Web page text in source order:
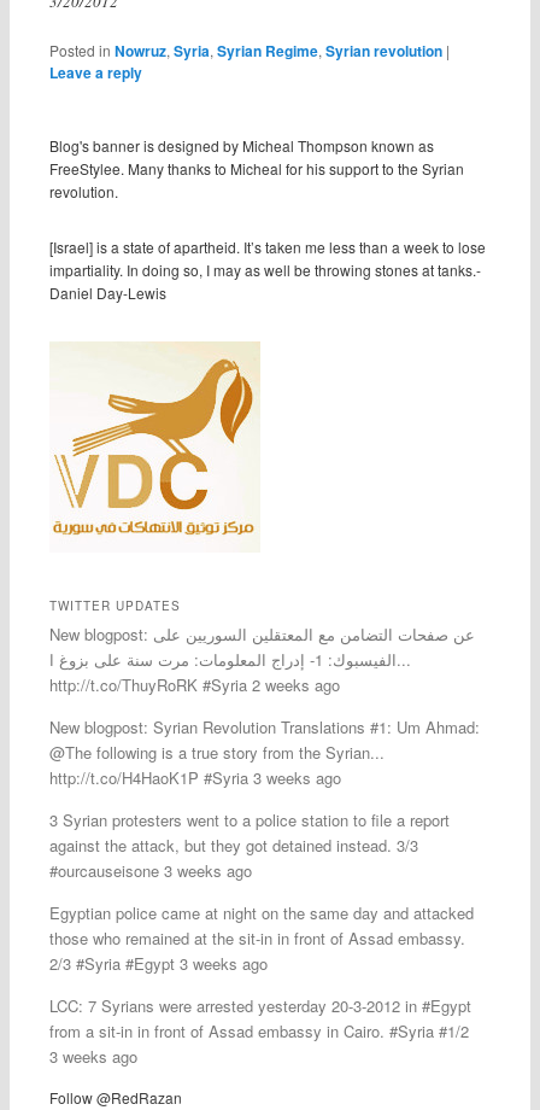
Posted in Nowruz, Syria, Syrian Regime, Syrian revolution |
Leave a reply
Blog's banner is designed by Micheal Thompson known as
FreeStylee. Many thanks to Micheal for his support to the Syrian
revolution.
[Israel] is a state of apartheid. It’s taken me less than a week to lose
impartiality. In doing so, I may as well be throwing stones at tanks.-
Daniel Day-Lewis
TWITTER UPDATES
New blogpost: عن صفحات التضامن مع المعتقلين السوريين على
الفيسبوك: 1- إدراج المعلومات: مرت سنة على بزوغ ا...
http://t.co/ThuyRoRK #Syria 2 weeks ago
New blogpost: Syrian Revolution Translations #1: Um Ahmad:
@The following is a true story from the Syrian...
http://t.co/H4HaoK1P #Syria 3 weeks ago
3 Syrian protesters went to a police station to file a report
against the attack, but they got detained instead. 3/3
#ourcauseisone 3 weeks ago
Egyptian police came at night on the same day and attacked
those who remained at the sit-in in front of Assad embassy.
2/3 #Syria #Egypt 3 weeks ago
LCC: 7 Syrians were arrested yesterday 20-3-2012 in #Egypt
from a sit-in in front of Assad embassy in Cairo. #Syria #1/2
3 weeks ago
Follow @RedRazan